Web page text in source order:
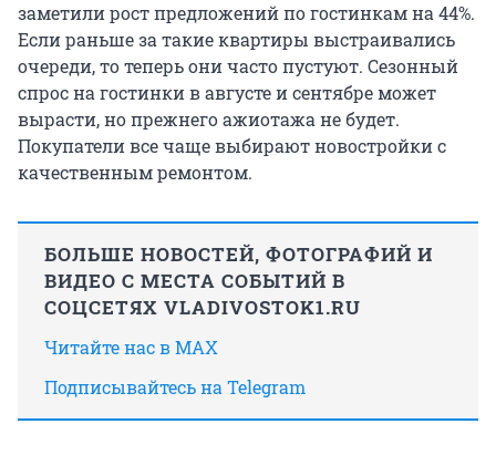
заметили рост предложений по гостинкам на 44%.
Если раньше за такие квартиры выстраивались
очереди, то теперь они часто пустуют. Сезонный
спрос на гостинки в августе и сентябре может
вырасти, но прежнего ажиотажа не будет.
Покупатели все чаще выбирают новостройки с
качественным ремонтом.
БОЛЬШЕ НОВОСТЕЙ, ФОТОГРАФИЙ И
ВИДЕО С МЕСТА СОБЫТИЙ В
СОЦСЕТЯХ VLADIVOSTOK1.RU
Читайте нас в MAX
Подписывайтесь на Telegram